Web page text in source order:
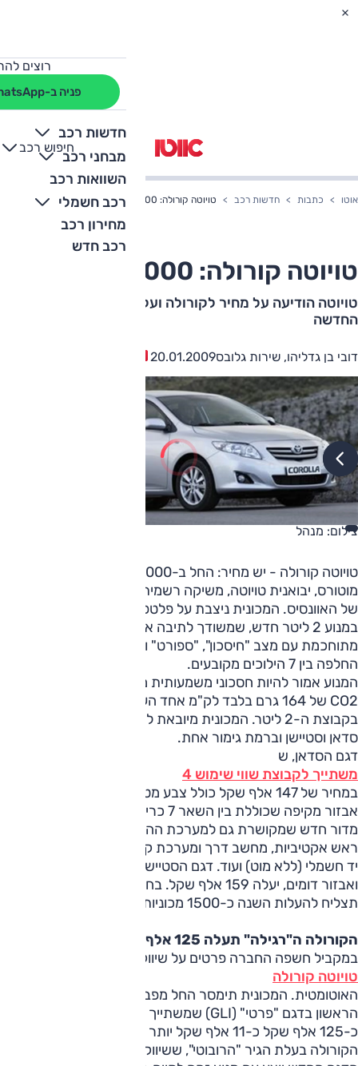
רוצים
פניה ב-WhatsApp
חדשות רכב
מבחני רכב
השוואות רכב
רכב חשמלי
מחירון רכב
רכב חדש
חיפוש רכב
+
-
אוטו כתבות חדשות רכב טויוטה קורולה: 125,000 שקל
טויוטה קורולה: 125,000 שקל
טויוטה הודיעה על מחיר לקורולה ועל תחילת שיווק האוונסיס
החדשה
דובי בן גדליהו, שירות גלובס20.01.2009
צילום: מנהל
מוטורס, יבואנית טויוטה, משיקה רשמית בישראל את הדור החדש
של האוונסיס. המכונית ניצבת על פלטפורמה חדשה ומצוידת
מתוחכמת עם מצב "חיסכון", "ספורט" ומצב ידני, שמאפשר
החלפה בין 7 הילוכים מקובעים.
המנוע אמור להיות חסכוני משמעותית מקודמו ומתאפיין בפליטת
CO2 של 164 גרם בלבד לק"מ אחד הערכים הנמוכים ביותר
בקבוצת ה-2 ליטר. המכונית מיובאת לישראל בתי תצורות מרכב
סדאן וסטיישן וברמת גימור אחת.
דגם הסדאן, ש
משתייך לקבוצת שווי שימוש 4
במחיר של 147 אלף שקל כולל צבע מטאלי, מגיע עם חבילת
מדור חדש שמקושרת גם למערכת ההיגוי, בקרת אקלים, כריות
ראש אקטיביות, מחשב דרך ומערכת קול נשלטים מההגה, בלם
יד חשמלי (ללא מוט) ועוד. דגם הסטיישן, עם מנוע, תיבת הילוכים
ואבזור דומים, יעלה 159 אלף שקל. בחברה מעריכים כי היא
תצליח להעלות השנה כ-1500 מכוניות מסוג זה על הכביש.
הקורולה ה"רגילה" תעלה 125 אלף שקל
במקביל חשפה החברה פרטים על שיווק ה
טויוטה קורולה
האוטומטית. המכונית תימסר החל מפברואר ותוצע בשלב
כ-125 אלף שקל כ-11 אלף שקל יותר מהגרסה המקבילה של
הקורולה בעלת הגיר "הרובוטי", ששיווקה יימשך במקביל.